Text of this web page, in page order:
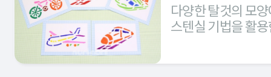
다양한 탈것의 모
스텐실 기법을 활